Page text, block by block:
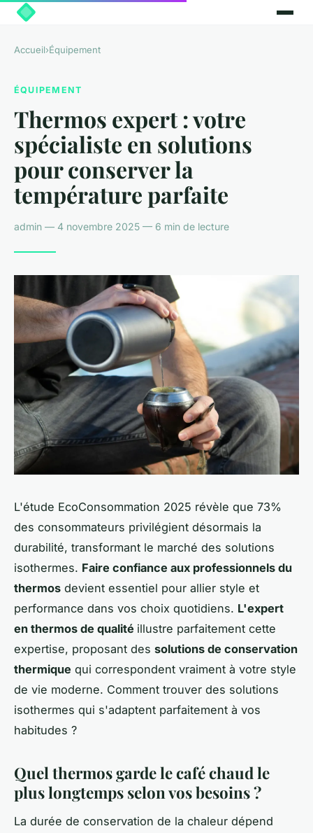
Accueil›Équipement
ÉQUIPEMENT
Thermos expert : votre
spécialiste en solutions
pour conserver la
température parfaite
admin — 4 novembre 2025 — 6 min de lecture
L'étude EcoConsommation 2025 révèle que 73%
des consommateurs privilégient désormais la
durabilité, transformant le marché des solutions
isothermes. Faire confiance aux professionnels du
thermos devient essentiel pour allier style et
performance dans vos choix quotidiens. L'expert
en thermos de qualité illustre parfaitement cette
expertise, proposant des solutions de conservation
thermique qui correspondent vraiment à votre style
de vie moderne. Comment trouver des solutions
isothermes qui s'adaptent parfaitement à vos
habitudes ?
Quel thermos garde le café chaud le
plus longtemps selon vos besoins ?
La durée de conservation de la chaleur dépend